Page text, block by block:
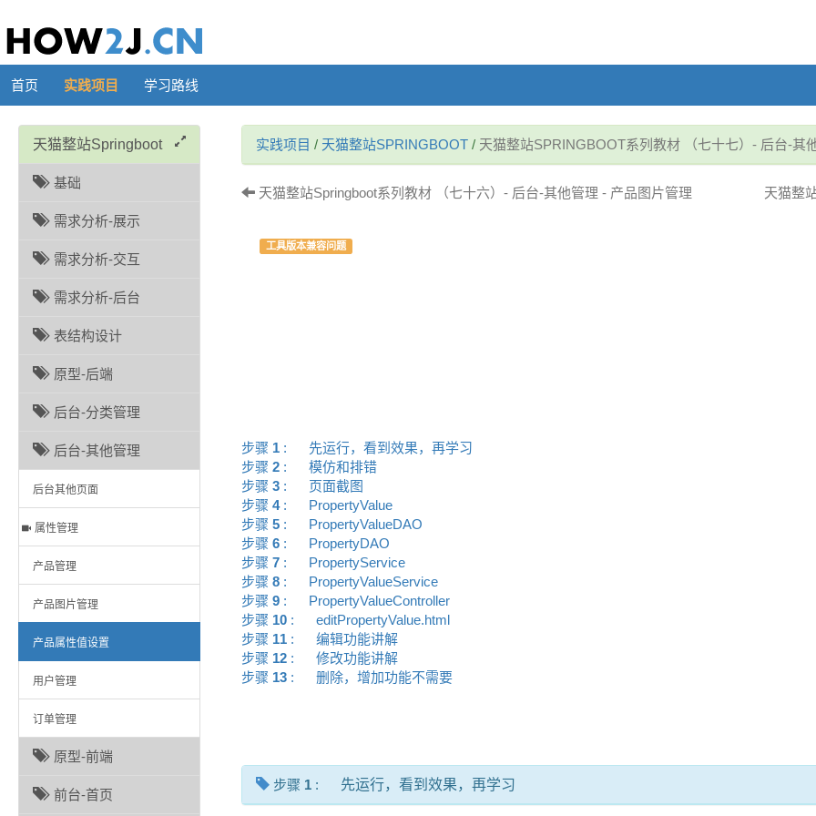
首页 实践项目 学习路线
天猫整站Springboot
基础
需求分析-展示
需求分析-交互
需求分析-后台
表结构设计
原型-后端
后台-分类管理
后台-其他管理
后台其他页面
属性管理
产品管理
产品图片管理
产品属性值设置
用户管理
订单管理
原型-前端
前台-首页
实践项目 / 天猫整站SPRINGBOOT / 天猫整站SPRINGBOOT系列教材 （七十七）- 后台-其
天猫整站Springboot系列教材 （七十六）- 后台-其他管理 - 产品图片管理 天猫整
工具版本兼容问题
步骤 1 :
先运行，看到效果，再学习
步骤 2 :
模仿和排错
步骤 3 :
页面截图
步骤 4:
PropertyValue
步骤 5 :
PropertyValueDAO
步骤 6 :
PropertyDAO
步骤 7 :
PropertyService
步骤 8 :
PropertyValueService
步骤 9 :
PropertyValueController
步骤 10 :
editPropertyValue.html
步骤 11 :
编辑功能讲解
步骤 12 :
修改功能讲解
步骤 13 : 删除，增加功能不需要
步骤 1 : 先运行，看到效果，再学习